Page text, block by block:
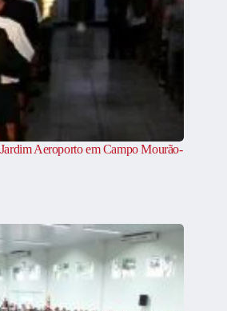
Aeroporto em Campo Mourão-